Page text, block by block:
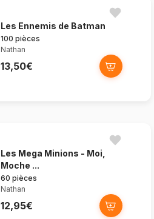
Les Ennemis de Batman
100 pièces
Nathan
13,50€
Les Mega Minions - Moi,
Moche ...
60 pièces
Nathan
12,95€